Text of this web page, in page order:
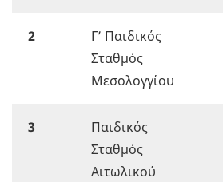
2
Γ’ Παιδικός
Σταθμός
Μεσολογγίου
3
Παιδικός
Σταθμός
Αιτωλικού